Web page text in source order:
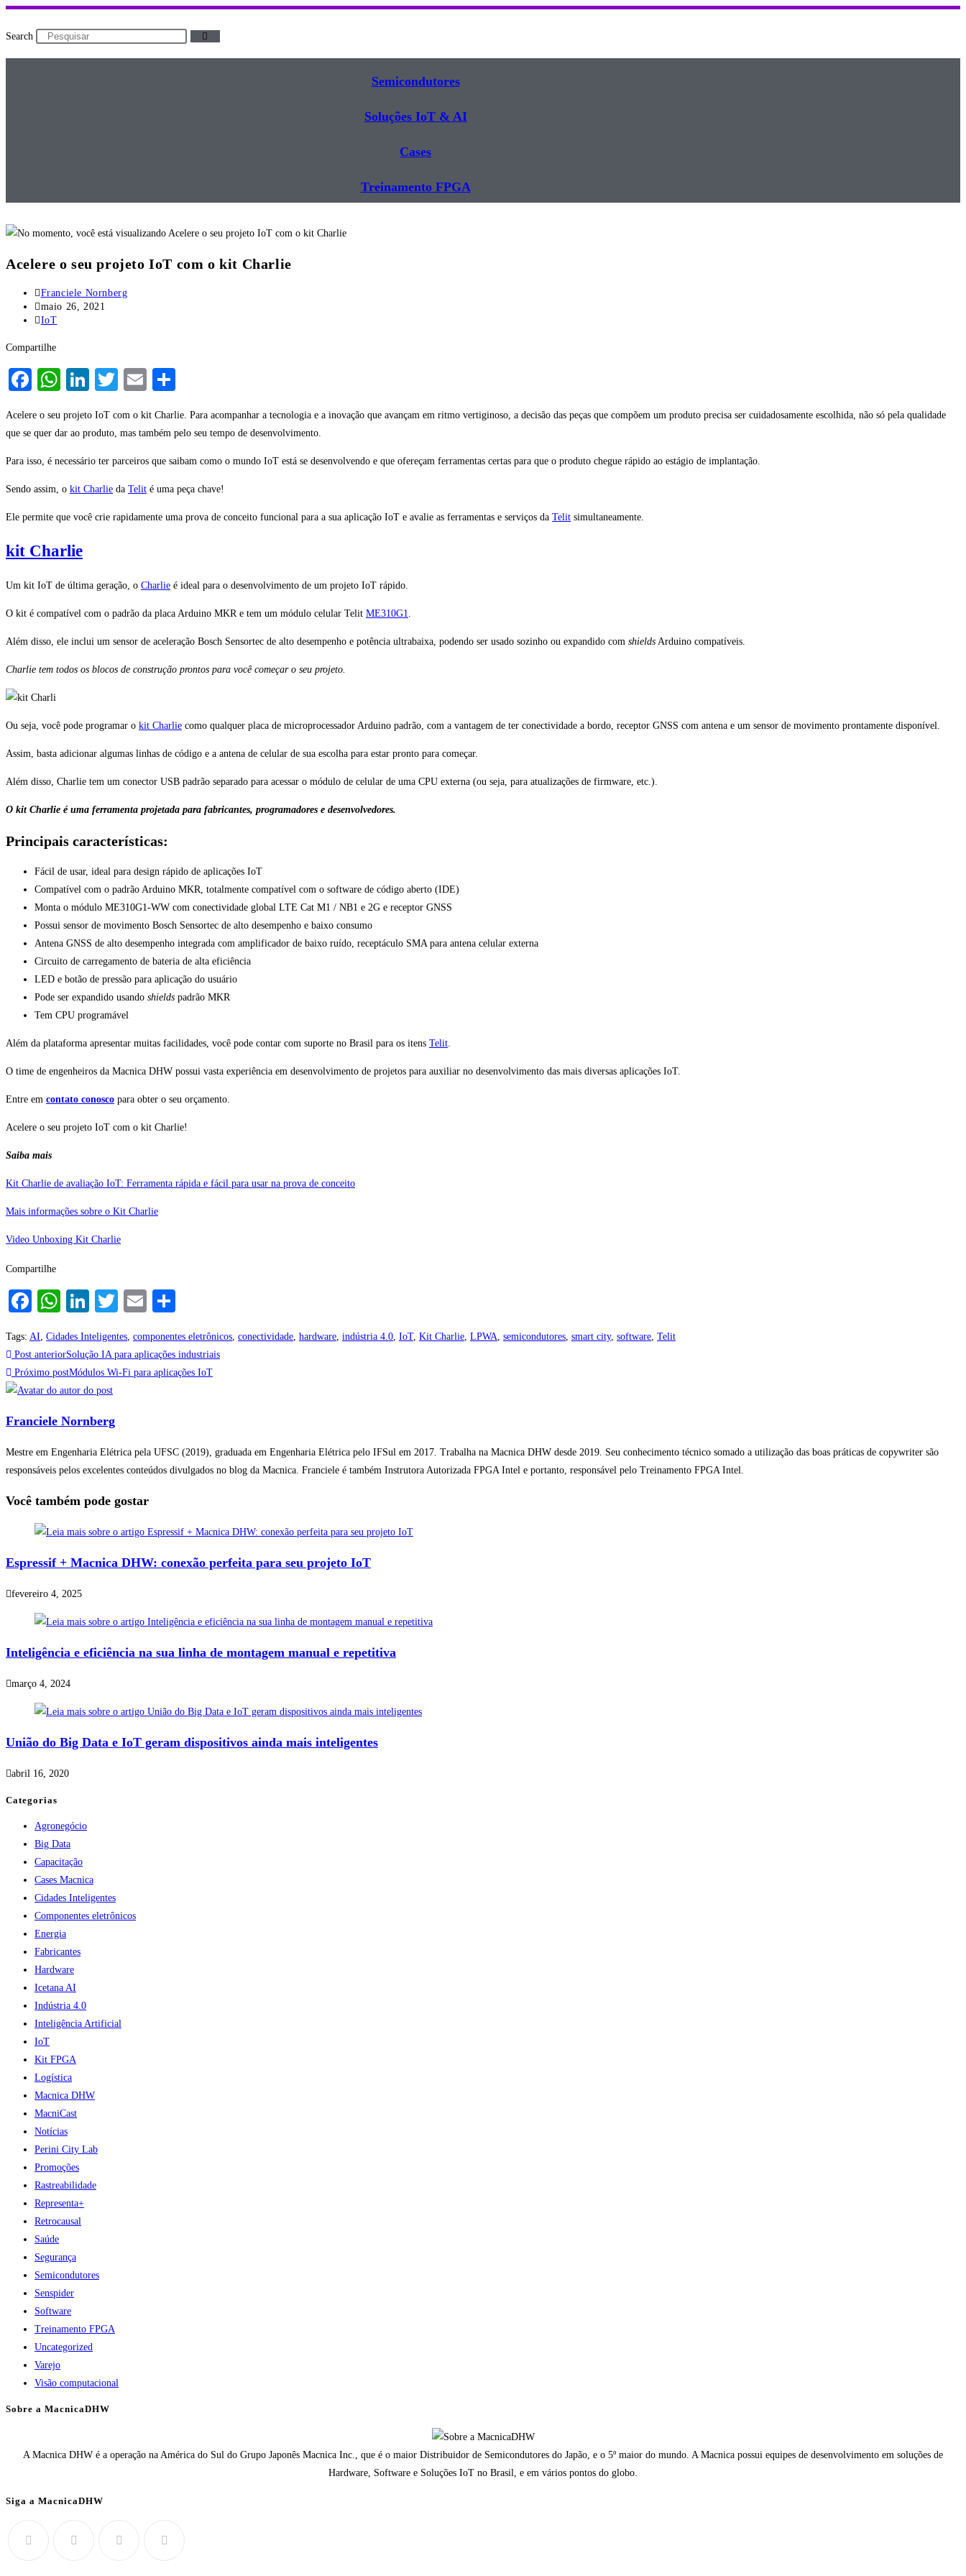
para
Search
Semicondutores
Soluções IoT & AI
Cases
Treinamento FPGA​
Acelere o seu projeto IoT com o kit Charlie
Autor
do
post:
Franciele Nornberg
Post
publicado:
maio 26, 2021
Categoria
post:
IoT
Compartilhe
Facebook
WhatsApp
LinkedIn
TwitterEmail
Acelere o seu projeto IoT com o kit Charlie. Para acompanhar a tecnologia e a inovação que avançam em ritmo vertiginoso, a decisão das peças que compõem um produto precisa ser cuidadosamente escolhida, não só pela qualidade
que se quer dar ao produto, mas também pelo seu tempo de desenvolvimento.
Para isso, é necessário ter parceiros que saibam como o mundo IoT está se desenvolvendo e que ofereçam ferramentas certas para que o produto chegue rápido ao estágio de implantação.
Sendo assim, o kit Charlie da Telit é uma peça chave!
Ele permite que você crie rapidamente uma prova de conceito funcional para a sua aplicação IoT e avalie as ferramentas e serviços da Telit simultaneamente.
kit Charlie
Um kit IoT de última geração, o Charlie é ideal para o desenvolvimento de um projeto IoT rápido.
O kit é compatível com o padrão da placa Arduino MKR e tem um módulo celular Telit ME310G1.
Além disso, ele inclui um sensor de aceleração Bosch Sensortec de alto desempenho e potência ultrabaixa, podendo ser usado sozinho ou expandido com shields Arduino compatíveis.
Charlie tem todos os blocos de construção prontos para você começar o seu projeto.
Ou seja, você pode programar o kit Charlie como qualquer placa de microprocessador Arduino padrão, com a vantagem de ter conectividade a bordo, receptor GNSS com antena e um sensor de movimento prontamente disponível.
Assim, basta adicionar algumas linhas de código e a antena de celular de sua escolha para estar pronto para começar.
Além disso, Charlie tem um conector USB padrão separado para acessar o módulo de celular de uma CPU externa (ou seja, para atualizações de firmware, etc.).
O kit Charlie é uma ferramenta projetada para fabricantes, programadores e desenvolvedores.
Principais características:
Fácil de usar, ideal para design rápido de aplicações IoT
Compatível com o padrão Arduino MKR, totalmente compatível com o software de código aberto (IDE)
Monta o módulo ME310G1-WW com conectividade global LTE Cat M1 / NB1 e 2G e receptor GNSS
Possui sensor de movimento Bosch Sensortec de alto desempenho e baixo consumo
Antena GNSS de alto desempenho integrada com amplificador de baixo ruído, receptáculo SMA para antena celular externa
Circuito de carregamento de bateria de alta eficiência
LED e botão de pressão para aplicação do usuário
Pode ser expandido usando shields padrão MKR
Tem CPU programável
Além da plataforma apresentar muitas facilidades, você pode contar com suporte no Brasil para os itens Telit.
O time de engenheiros da Macnica DHW possui vasta experiência em desenvolvimento de projetos para auxiliar no desenvolvimento das mais diversas aplicações IoT.
Entre em contato conosco para obter o seu orçamento.
Acelere o seu projeto IoT com o kit Charlie!
Saiba mais
Kit Charlie de avaliação IoT: Ferramenta rápida e fácil para usar na prova de conceito
Mais informações sobre o Kit Charlie
Video Unboxing Kit Charlie
Compartilhe
Facebook
WhatsApp
LinkedIn
TwitterEmail
Tags: AI, Cidades Inteligentes, componentes eletrônicos, conectividade, hardware, indústria 4.0, IoT, Kit Charlie, LPWA, semicondutores, smart city, software, Telit
Leia
mais
artigos
Post anteriorSolução IA para aplicações industriais
Próximo postMódulos Wi-Fi para aplicações IoT
Franciele Nornberg
Mestre em Engenharia Elétrica pela UFSC (2019), graduada em Engenharia Elétrica pelo IFSul em 2017. Trabalha na Macnica DHW desde 2019. Seu conhecimento técnico somado a utilização das boas práticas de copywriter são
responsáveis pelos excelentes conteúdos divulgados no blog da Macnica. Franciele é também Instrutora Autorizada FPGA Intel e portanto, responsável pelo Treinamento FPGA Intel.
Você também pode gostar
Espressif + Macnica DHW: conexão perfeita para seu projeto IoT
fevereiro 4, 2025
Inteligência e eficiência na sua linha de montagem manual e repetitiva
março 4, 2024
União do Big Data e IoT geram dispositivos ainda mais inteligentes
abril 16, 2020
Categorias
Agronegócio
Big Data
Capacitação
Cases Macnica
Cidades Inteligentes
Componentes eletrônicos
Energia
Fabricantes
Hardware
Icetana AI
Indústria 4.0
Inteligência Artificial
IoT
Kit FPGA
Logística
Macnica DHW
MacniCast
Notícias
Perini City Lab
Promoções
Rastreabilidade
Representa+
Retrocausal
Saúde
Segurança
Semicondutores
Senspider
Software
Treinamento FPGA
Uncategorized
Varejo
Visão computacional
Sobre a MacnicaDHW
A Macnica DHW é a operação na América do Sul do Grupo Japonês Macnica Inc., que é o maior Distribuidor de Semicondutores do Japão, e o 5º maior do mundo. A Macnica possui equipes de desenvolvimento em soluções de
Hardware, Software e Soluções IoT no Brasil, e em vários pontos do globo.
Siga a MacnicaDHW